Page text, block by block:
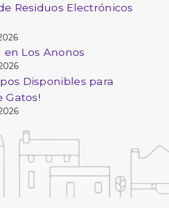
Residuos Electrónicos
en Los Anonos
Disponibles para
Gatos!